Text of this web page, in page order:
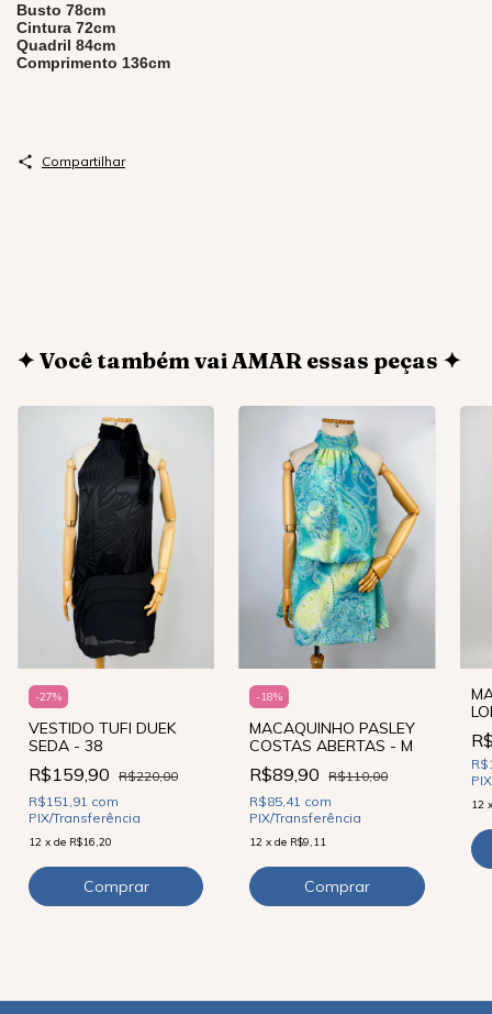
Busto 78cm
Cintura 72cm
Quadril 84cm
Comprimento 136cm
Compartilhar
✦ Você também vai AMAR essas peças ✦
-27%
VESTIDO TUFI DUEK
SEDA - 38
R$159,90 R$220,00
R$151,91 com
PIX/Transferência
12 x de R$16,20
-18%
MACAQUINHO PASLEY
COSTAS ABERTAS - M
R$89,90
R$110,00
R$85,41 com
PIX/Transferência
12 xde R$9,11
12